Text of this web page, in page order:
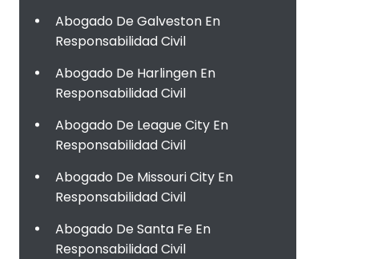
Abogado De Galveston En
Responsabilidad Civil
Abogado De Harlingen En
Responsabilidad Civil
Abogado De League City En
Responsabilidad Civil
Abogado De Missouri City En
Responsabilidad Civil
Abogado De Santa Fe En
Responsabilidad Civil